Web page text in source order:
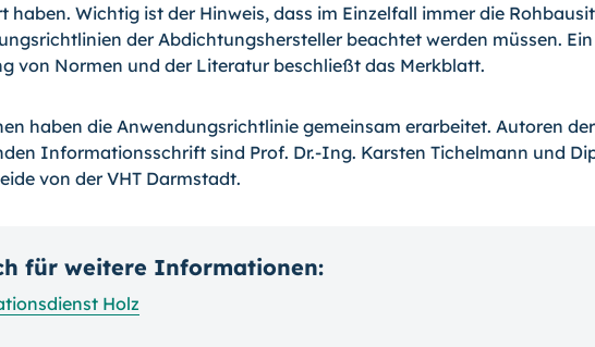
haben. Wichtig ist der Hinweis, dass im Einzelfall immer die
der Abdichtungshersteller beachtet werden müssen.
von Normen und der Literatur beschließt das Merkblatt.
haben die Anwendungsrichtlinie gemeinsam erarbeitet. Autoren
Informationsschrift sind Prof. Dr.-Ing. Karsten Tichelmann und
von der VHT Darmstadt.
für weitere Informationen:
Holz